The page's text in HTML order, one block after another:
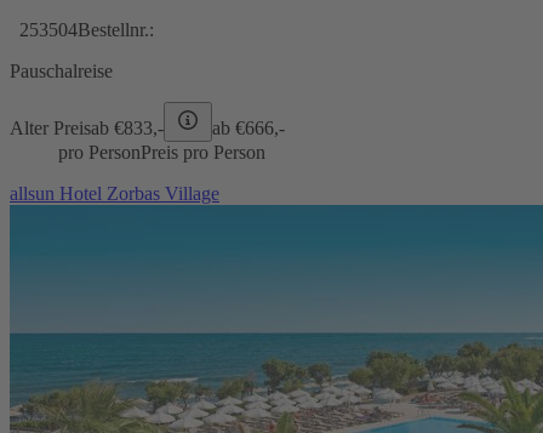
253504Bestellnr.:
Pauschalreise
Alter Preisab €833,- ab €666,-
pro PersonPreis pro Person
allsun Hotel Zorbas Village